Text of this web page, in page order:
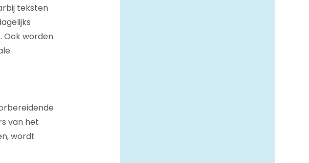
teksten
Ook worden
van het
wordt